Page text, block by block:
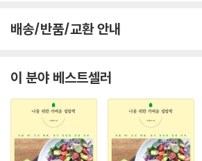
연복풍 덮밥
토달토달
다이김
7. Chef 이원일
낙지 호로록
냉장고탕
배송/반품/교환 안내
이 분야 베스트셀러